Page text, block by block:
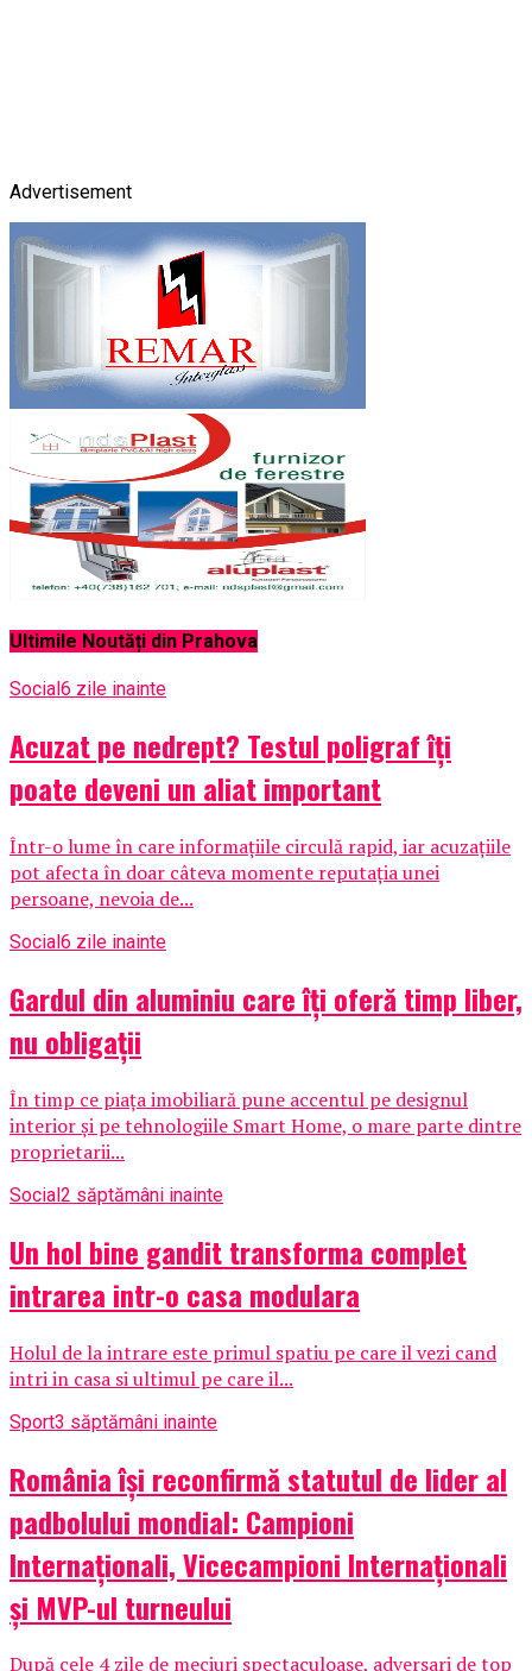
Advertisement
Ultimile Noutăți din Prahova
Social 6 zile inainte
Acuzat pe nedrept? Testul poligraf îţi
poate deveni un aliat important
Într-o lume în care informațiile circulă rapid, iar acuzațiile
pot afecta în doar câteva momente reputația unei
persoane, nevoia de...
Social6 zile inainte
Gardul din aluminiu care îți oferă timp liber,
nu obligații
În timp ce piața imobiliară pune accentul pe designul
interior și pe tehnologiile Smart Home, o mare parte dintre
proprietarii...
Social2 săptămâni inainte
Un hol bine gandit transforma complet
intrarea intr-o casa modulara
Holul de la intrare este primul spatiu pe care il vezi cand
intri in casa si ultimul pe care il...
Sport3 săptămâni inainte
România își reconfirmă statutul de lider al
padbolului mondial: Campioni
Internaționali, Vicecampioni Internaționali
și MVP-ul turneului
După cele 4 zile de meciuri spectaculoase, adversari de top